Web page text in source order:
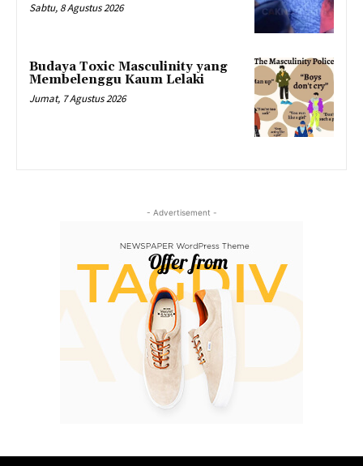
Sabtu, 8 Agustus 2026
Budaya Toxic Masculinity yang
Membelenggu Kaum Lelaki
Jumat, 7 Agustus 2026
- Advertisement -